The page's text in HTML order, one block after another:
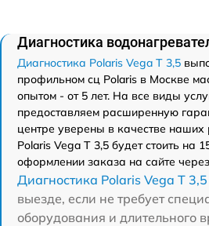
Диагностика
Диагностика Polaris Vega T 3,5
профильном сц Polaris в Москве
опытом - от 5 лет. На все виды
предоставляем расширенную
центре уверены в качестве наших
Polaris Vega T 3,5 будет стоить на
оформлении заказа на сайте
Диагностика Polaris Vega T 3,5
выезде, если не требует
оборудования и длительного